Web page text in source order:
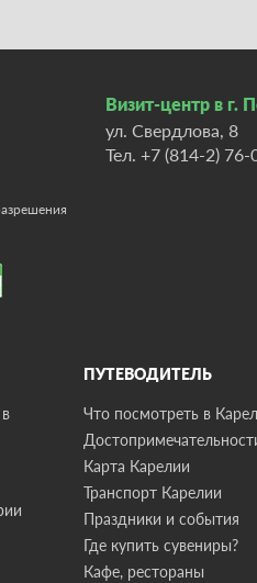
Визит-центр в г.
ул. Свердлова, 8
Тел. +7 (814-2) 76-
ПУТЕВОДИТЕЛЬ
Что посмотреть в
Карта Карелии
Транспорт Карелии
Праздники и события
Где купить сувениры?
Кафе, рестораны